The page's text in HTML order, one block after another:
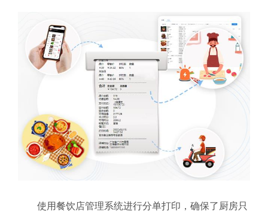
使用餐饮店管理系统进行分单打印，确保了厨房只